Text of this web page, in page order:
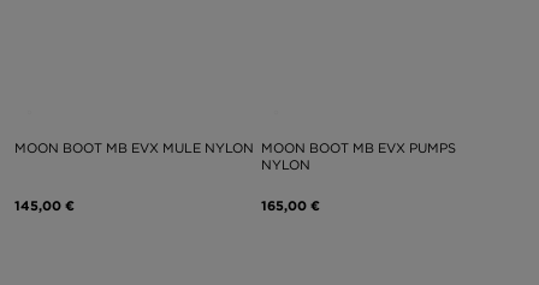
MOON BOOT MB EVX MULE NYLON
145,00 €
MOON BOOT MB EVX PUMPS
NYLON
165,00 €